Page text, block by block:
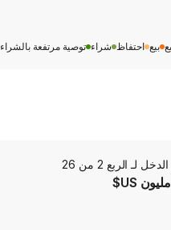
بيع احتفاظ شراء توصية مرتفعة بالشراء
لـ الربع 2 من 26